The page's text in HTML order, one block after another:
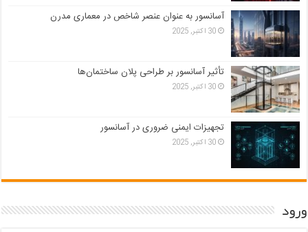
آسانسور به عنوان عنصر شاخص در معماری مدرن
30 اکتبر, 2025
تأثیر آسانسور بر طراحی پلان ساختمان‌ها
30 اکتبر, 2025
تجهیزات ایمنی ضروری در آسانسور
30 اکتبر, 2025
ورود